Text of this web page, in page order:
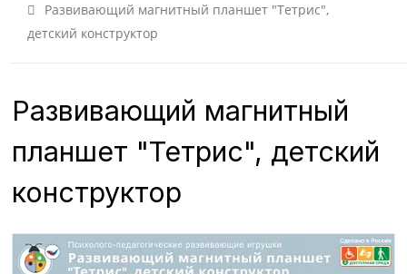
Развивающий магнитный планшет "Тетрис",
детский конструктор
Развивающий магнитный
планшет "Тетрис", детский
конструктор